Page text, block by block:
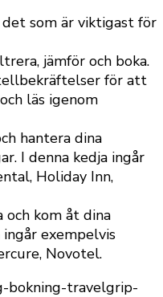
som är viktigast för
jämför och boka.
för att
läs igenom
hantera dina
I denna kedja ingår
Holiday Inn,
och kom åt dina
ingår exempelvis
Novotel.